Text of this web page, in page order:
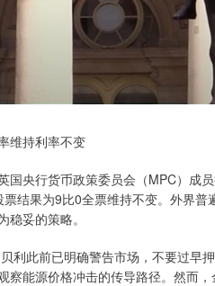
持利率不变
央行货币政策委员会（MPC）成
结果为9比0全票维持不变。外界
稳妥的策略。
此前已明确警告市场，不要过早
察能源价格冲击的传导路径。然而